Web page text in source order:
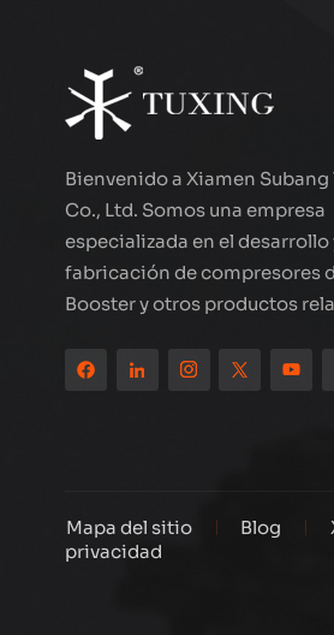
Bienvenido a Xiamen
Co., Ltd. Somos una empresa
especializada en el desarrollo
fabricación de compresores
Booster y otros productos
productos de la marca de
estado en todo el mundo,
80 países y regiones, con
calidad ha ganado una
Mapa del sitio Blog
privacidad